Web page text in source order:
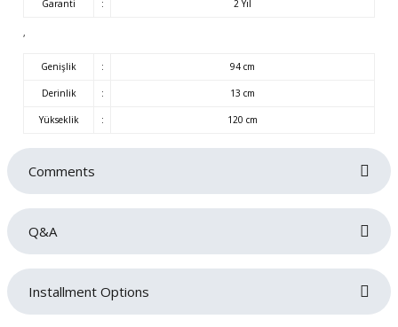
Garanti : 2 Yıl
,
Genişlik : 94 cm
Derinlik : 13 cm
Yükseklik : 120 cm
Comments
Q&A
No questions have been asked about this product yet.
Installment Options